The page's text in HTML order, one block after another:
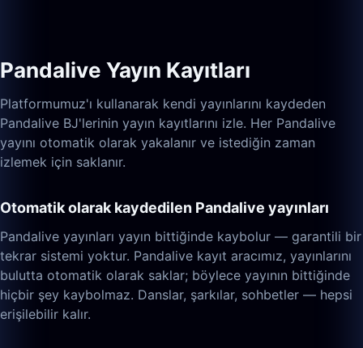
Pandalive Yayın Kayıtları
Platformumuz'ı kullanarak kendi yayınlarını kaydeden
Pandalive BJ'lerinin yayın kayıtlarını izle. Her Pandalive
yayını otomatik olarak yakalanır ve istediğin zaman
izlemek için saklanır.
Otomatik olarak kaydedilen Pandalive yayınları
Pandalive yayınları yayın bittiğinde kaybolur — garantili bir
tekrar sistemi yoktur. Pandalive kayıt aracımız, yayınlarını
bulutta otomatik olarak saklar; böylece yayının bittiğinde
hiçbir şey kaybolmaz. Danslar, şarkılar, sohbetler — hepsi
erişilebilir kalır.